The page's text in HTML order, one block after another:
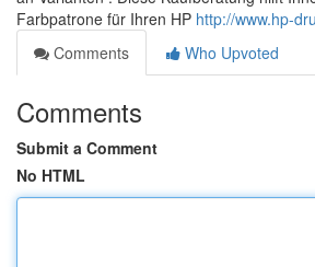
Farbpatrone für Ihren HP http://www.hp-
Comments
Who Upvoted
Comments
Submit a Comment
No HTML